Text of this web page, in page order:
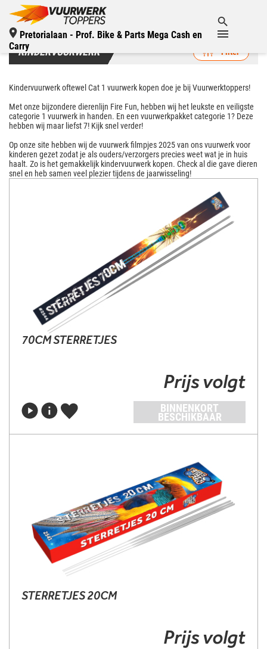
Pretorialaan - Prof. Bike & Parts Mega Cash en
CarryKINDERVUURWERK Filter
Kindervuurwerk oftewel Cat 1 vuurwerk kopen doe je bij Vuurwerktoppers!
Met onze bijzondere dierenlijn Fire Fun, hebben wij het leukste en veiligste
categorie 1 vuurwerk in handen. En een vuurwerkpakket categorie 1? Deze
hebben wij maar liefst 7! Kijk snel verder!
Op onze site hebben wij de vuurwerk filmpjes 2025 van ons vuurwerk voor
kinderen gezet zodat je als ouders/verzorgers precies weet wat je in huis
haalt. Zo is het gemakkelijk kindervuurwerk kopen. Check al die gave dieren
snel en heb samen veel plezier tijdens de jaarwisseling!
70CM STERRETJES
Prijs volgt
BINNENKORT
BESCHIKBAAR
STERRETJES 20CM
Prijs volgt